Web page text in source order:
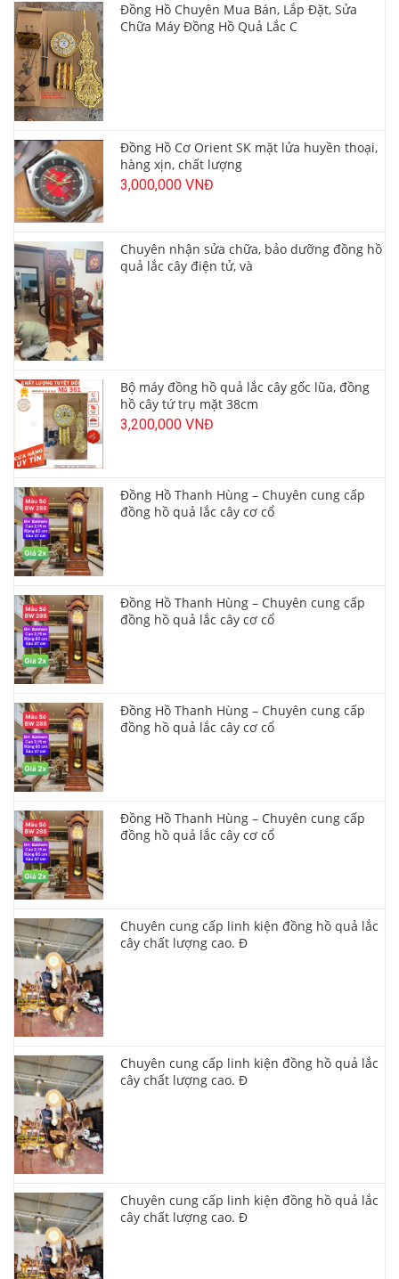
Đồng Hồ Chuyên Mua Bán, Lắp Đặt, Sửa
Chữa Máy Đồng Hồ Quả Lắc C
Đồng Hồ Cơ Orient SK mặt lửa huyền thoại,
hàng xịn, chất lượng
3,000,000 VNĐ
Chuyên nhận sửa chữa, bảo dưỡng đồng hồ
quả lắc cây điện tử, và
Bộ máy đồng hồ quả lắc cây gốc lũa, đồng
hồ cây tứ trụ mặt 38cm
3,200,000 VNĐ
Đồng Hồ Thanh Hùng – Chuyên cung cấp
đồng hồ quả lắc cây cơ cổ
Đồng Hồ Thanh Hùng – Chuyên cung cấp
đồng hồ quả lắc cây cơ cổ
Đồng Hồ Thanh Hùng – Chuyên cung cấp
đồng hồ quả lắc cây cơ cổ
Đồng Hồ Thanh Hùng – Chuyên cung cấp
đồng hồ quả lắc cây cơ cổ
Chuyên cung cấp linh kiện đồng hồ quả lắc
cây chất lượng cao. Đ
Chuyên cung cấp linh kiện đồng hồ quả lắc
cây chất lượng cao. Đ
Chuyên cung cấp linh kiện đồng hồ quả lắc
cây chất lượng cao. Đ